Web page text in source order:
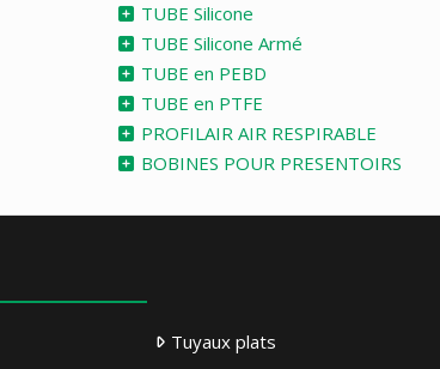
TUBE Silicone
TUBE Silicone Armé
TUBE en PEBD
TUBE en PTFE
PROFILAIR AIR RESPIRABLE
BOBINES POUR PRESENTOIRS
Tuyaux plats